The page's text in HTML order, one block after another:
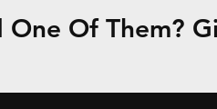
One Of Them?